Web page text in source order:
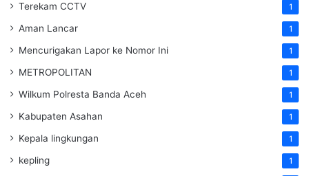
Terekam CCTV 1
Aman Lancar 1
Mencurigakan Lapor ke Nomor Ini 1
METROPOLITAN 1
Wilkum Polresta Banda Aceh 1
Kabupaten Asahan 1
Kepala lingkungan 1
kepling 1